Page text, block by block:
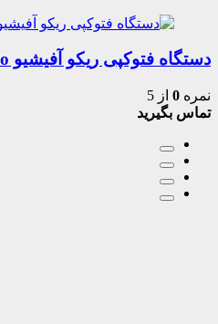
دستگاه فتوکپی ریکو آفیشیو mp6001 Richo Aficio
نمره 0 از 5
تماس بگیرید